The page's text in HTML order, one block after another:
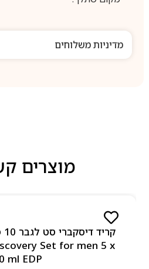
מדיניות משלוחים
מוצרים
Set for men 5 x
ml EDP